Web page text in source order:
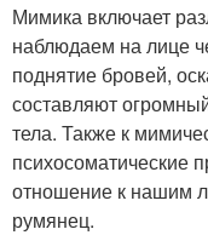
Мимика включает
наблюдаем на лице
поднятие бровей,
составляют
тела. Также к
психосоматические
отношение к нашим
румянец.